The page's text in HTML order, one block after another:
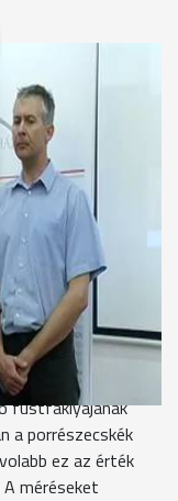
Hende
vezetője. A
szakember
be, melyet
költségén
Megdöbbentett
is érezhető a
érezni lehet ezt a
szagot.”
azaz egy
füstfáklyájának
a porrészecskék
ez az érték
méréseket